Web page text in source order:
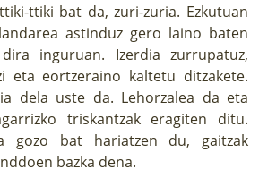
ttiki bat da, zuri-zuria. Ezkutuan
astinduz gero laino baten
inguruan. Izerdia zurrupatuz,
eta eortzeraino kaltetu ditzakete.
dela uste da. Lehorzalea da eta
triskantzak eragiten ditu.
gozo bat hariatzen du, gaitzak
bazka dena.